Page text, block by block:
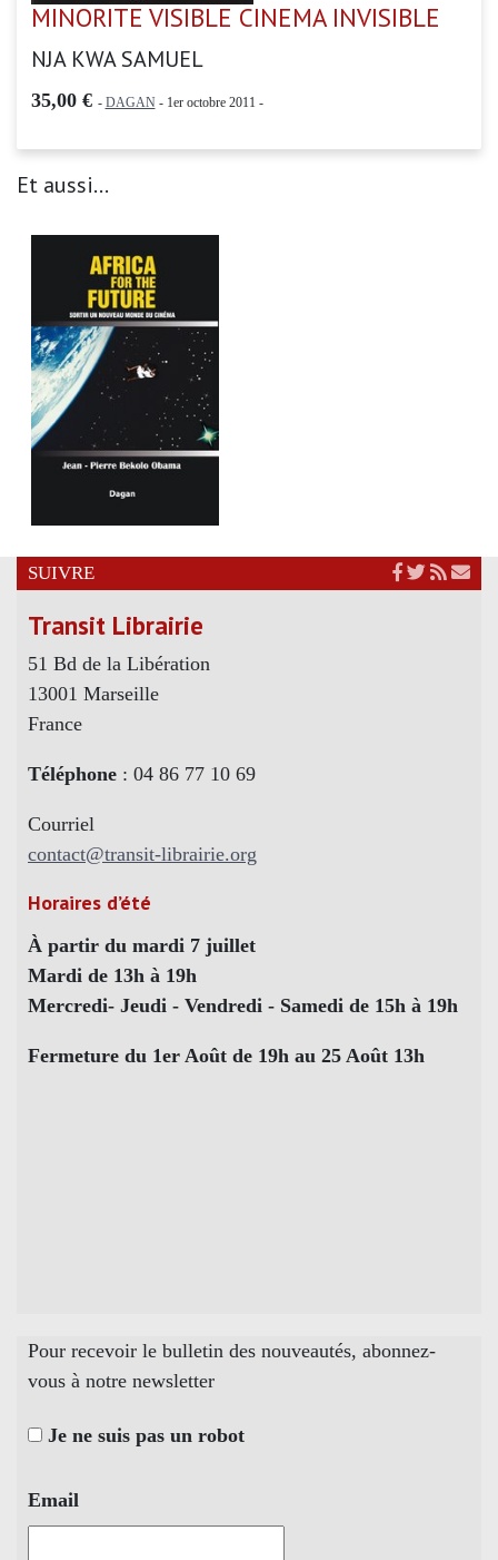
MINORITE VISIBLE CINEMA INVISIBLE
NJA KWA SAMUEL
35,00 € - DAGAN- 1er octobre 2011 -
Et aussi...
SUIVRE
Transit Librairie
51 Bd de la Libération
13001 Marseille
France
Téléphone : 04 86 77 10 69
Courriel
contact@transit-librairie.org
Horaires d’été
À partir du mardi 7 juillet
Mardi de 13h à 19h
Mercredi- Jeudi - Vendredi - Samedi de 15h à 19h
Fermeture du 1er Août de 19h au 25 Août 13h
Pour recevoir le bulletin des nouveautés, abonnez-
vous à notre newsletter
Je ne suis pas un robot
Email